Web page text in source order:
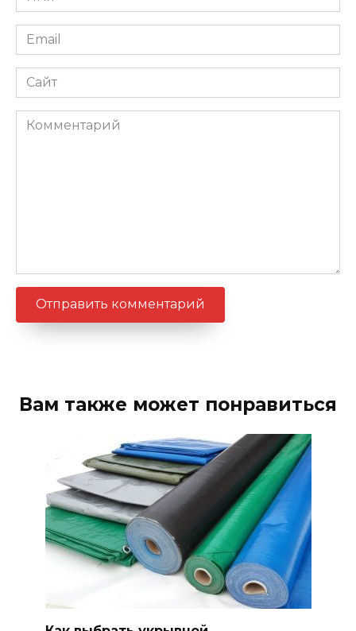
*
Email
*
Сайт
Комментарий
Вам также может понравиться